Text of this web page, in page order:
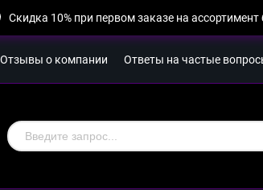
Скидка 10% при первом заказе на
Отзывы о компании Ответы на частые